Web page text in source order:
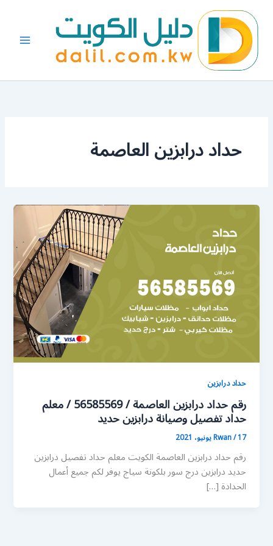
المحتوى
حداد درابزين العاصمة
حداد درابزين
رقم حداد درابزين العاصمة / 56585569 / معلم
حداد تفصيل وصيانة درابزين حديد
Rwan/17 يونيو، 2021
رقم حداد درابزين العاصمة الكويت معلم حداد تفصيل درابزين
حديد درابزين درج سور بلكونة سياج يوفر لكم جميع أعمال
الحدادة […]